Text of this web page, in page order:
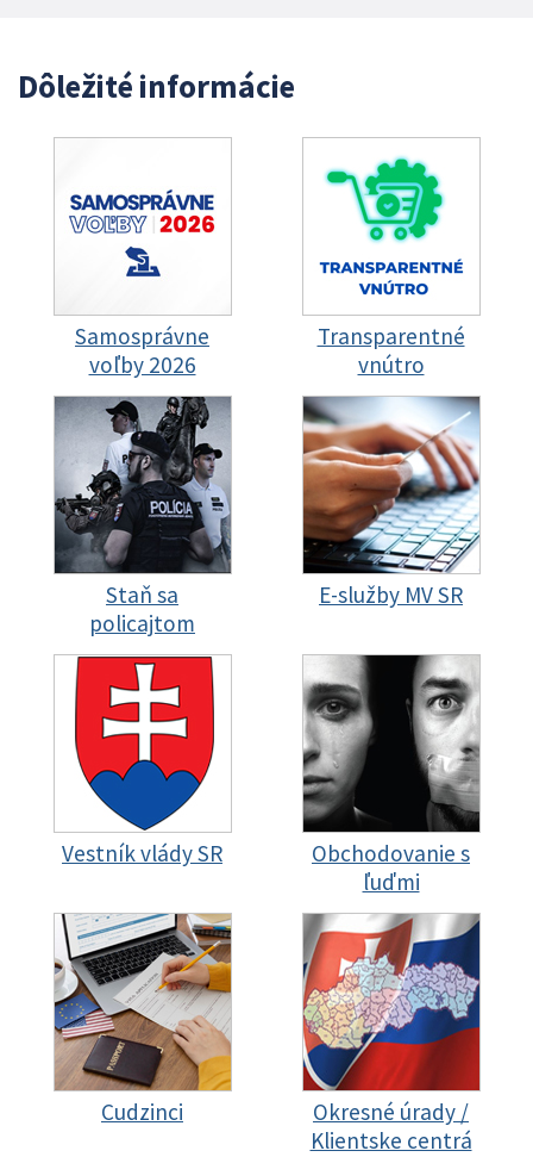
Dôležité informácie
Samosprávne
voľby 2026
Transparentné
vnútro
Staň sa
policajtom
E-služby MV SR
Vestník vlády SR
Obchodovanie s
ľuďmi
Cudzinci
Okresné úrady /
Klientske centrá